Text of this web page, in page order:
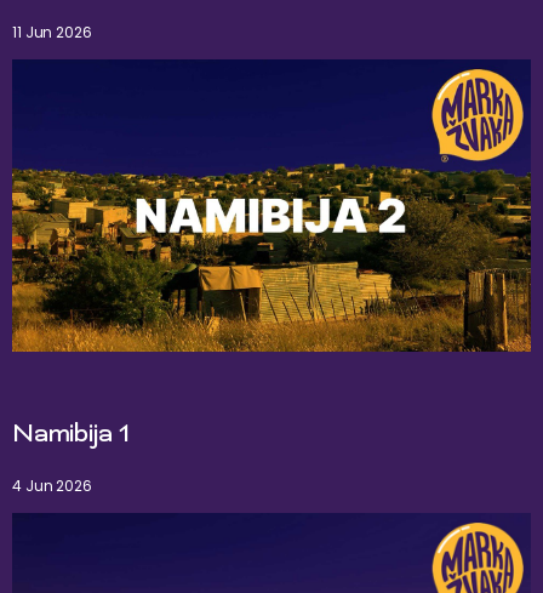
11 Jun 2026
Namibija 1
4 Jun 2026